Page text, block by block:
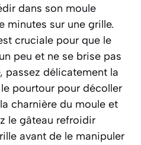
dans son moule
minutes sur une grille.
cruciale pour que le
peu et ne se brise pas
passez délicatement la
pourtour pour décoller
charnière du moule et
le gâteau refroidir
avant de le manipuler